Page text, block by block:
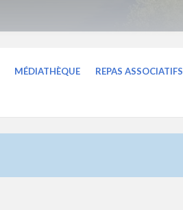
MÉDIATHÈQUE
REPAS ASSOCIATIFS